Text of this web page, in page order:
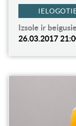
Izsole ir
26.03.2017